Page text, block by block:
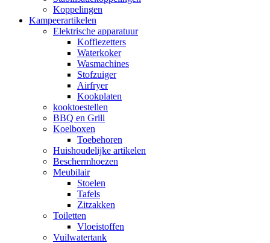
Koppelingen
Kampeerartikelen
Elektrische apparatuur
Koffiezetters
Waterkoker
Wasmachines
Stofzuiger
Airfryer
Kookplaten
kooktoestellen
BBQ en Grill
Koelboxen
Toebehoren
Huishoudelijke artikelen
Beschermhoezen
Meubilair
Stoelen
Tafels
Zitzakken
Toiletten
Vloeistoffen
Vuilwatertank